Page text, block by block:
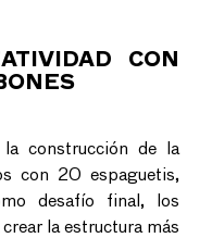
CON
construcción de la
con 20 espaguetis,
desafío final, los
la estructura más